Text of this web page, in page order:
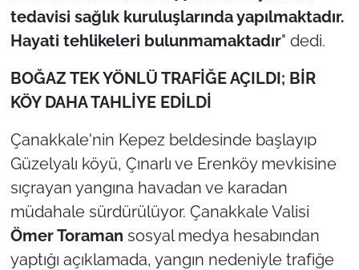
tedavisi sağlık kuruluşlarında yapılmaktadır.
Hayati tehlikeleri bulunmamaktadır" dedi.
BOĞAZ TEK YÖNLÜ TRAFİĞE AÇILDI; BİR
KÖY DAHA TAHLİYE EDİLDİ
Çanakkale'nin Kepez beldesinde başlayıp
Güzelyalı köyü, Çınarlı ve Erenköy mevkisine
sıçrayan yangına havadan ve karadan
müdahale sürdürülüyor. Çanakkale Valisi
Ömer Toraman sosyal medya hesabından
yaptığı açıklamada, yangın nedeniyle trafiğe
Güvenlik
Genel
Flaş Haber
Dış Haberler
Magazin
İş Dünyası